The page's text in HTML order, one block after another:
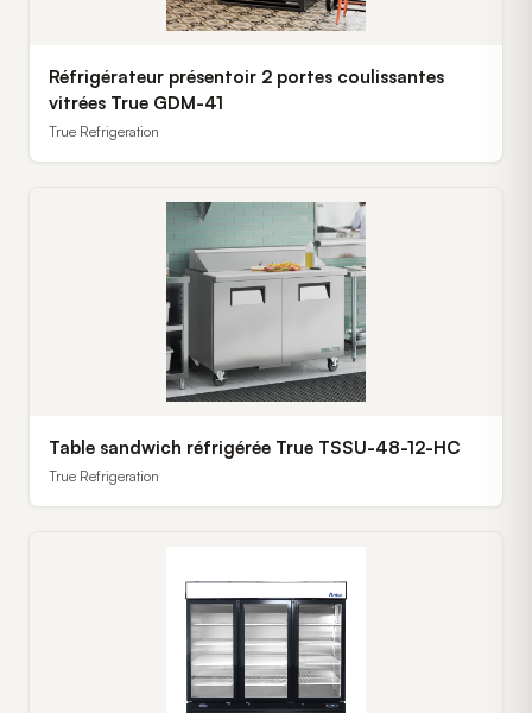
Réfrigérateur présentoir 2 portes coulissantes
vitrées True GDM-41
True Refrigeration
Table sandwich réfrigérée True TSSU-48-12-HC
True Refrigeration